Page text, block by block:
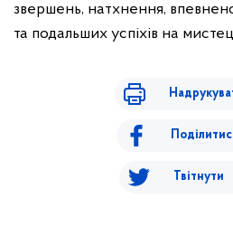
звершень, натхнення,
та подальших успіхів на
Твітнути